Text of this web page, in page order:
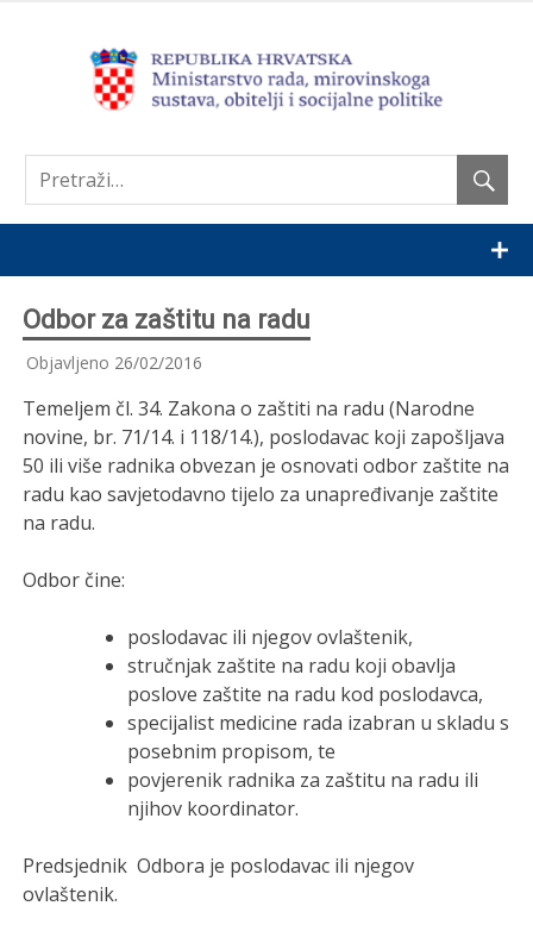
Odbor za zaštitu na radu
Objavljeno 26/02/2016
Temeljem čl. 34. Zakona o zaštiti na radu (Narodne
novine, br. 71/14. i 118/14.), poslodavac koji zapošljava
50 ili više radnika obvezan je osnovati odbor zaštite na
radu kao savjetodavno tijelo za unapređivanje zaštite
na radu.
Odbor čine:
poslodavac ili njegov ovlaštenik,
stručnjak zaštite na radu koji obavlja
poslove zaštite na radu kod poslodavca,
specijalist medicine rada izabran u skladu s
posebnim propisom, te
povjerenik radnika za zaštitu na radu ili
njihov koordinator.
Predsjednik Odbora je poslodavac ili njegov
ovlaštenik.